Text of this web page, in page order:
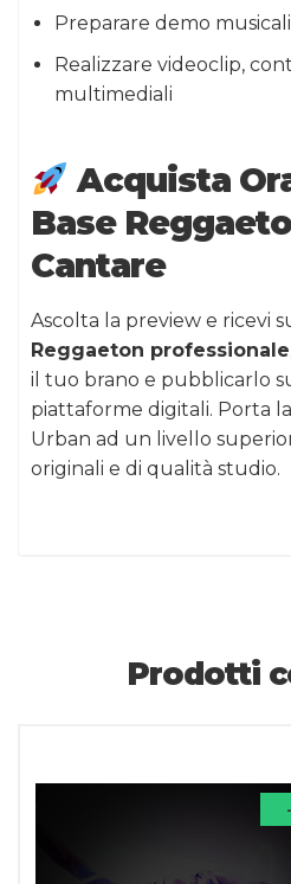
Preparare demo
Realizzare videoclip,
multimediali
Acquista
Base
Cantare
Ascolta la preview e ricevi
Reggaeton professionale
il tuo brano e pubblicarlo
piattaforme digitali. Porta
Urban ad un livello
originali e di qualità studio.
Prodotti